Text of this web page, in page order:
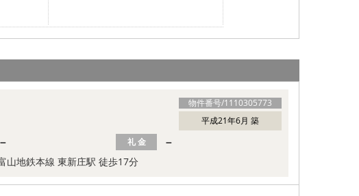
物件番号/1110305773
平成21年6月 築
山地鉄本線 東新庄駅 徒歩17分
－ 礼 金 －